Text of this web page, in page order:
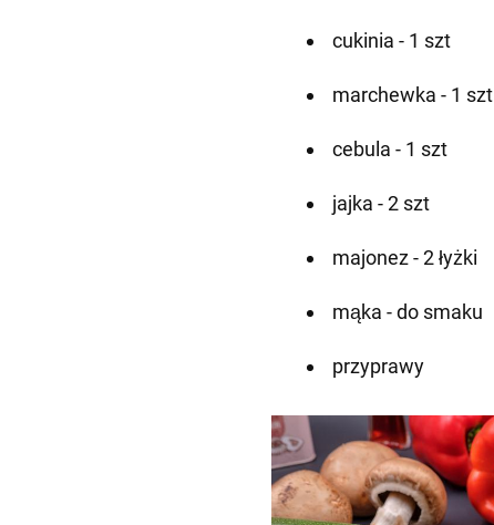
cukinia - 1 szt
marchewka - 1 szt
cebula - 1 szt
jajka - 2 szt
majonez - 2 łyżki
mąka - do smaku
przyprawy